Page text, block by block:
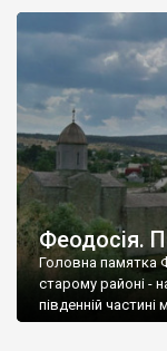
Феодосія.
Головна памятка
старому районі -
південній частині